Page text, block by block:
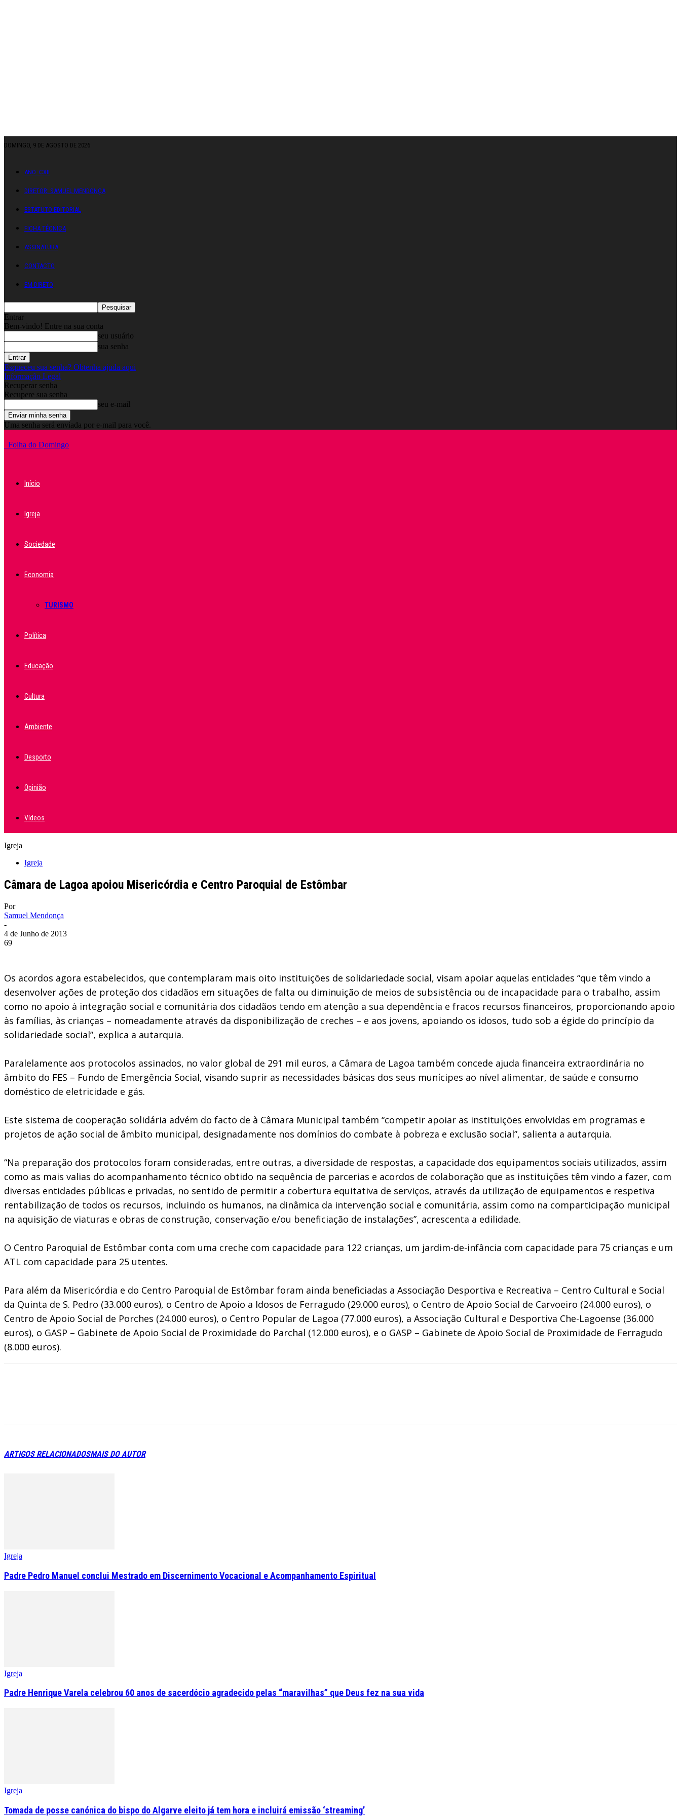
DOMINGO, 9 DE AGOSTO DE 2026
ANO: CXII
DIRETOR: SAMUEL MENDONÇA
ESTATUTO EDITORIAL
FICHA TÉCNICA
ASSINATURA
CONTACTO
EM DIRETO
Entrar
Bem-vindo! Entre na sua conta
seu usuário
sua senha
Esqueceu sua senha? Obtenha ajuda aqui
Informação Legal
Recuperar senha
Recupere sua senha
seu e-mail
Uma senha será enviada por e-mail para você.
Folha do Domingo
Início
Igreja
Sociedade
Economia
TURISMO
Política
Educação
Cultura
Ambiente
Desporto
Opinião
Vídeos
Igreja
Igreja
Câmara de Lagoa apoiou Misericórdia e Centro Paroquial de Estômbar
Por
Samuel Mendonça
-
4 de Junho de 2013
69
Os acordos agora estabelecidos, que contemplaram mais oito instituições de solidariedade social, visam apoiar aquelas entidades “que têm vindo a
desenvolver ações de proteção dos cidadãos em situações de falta ou diminuição de meios de subsistência ou de incapacidade para o trabalho, assim
como no apoio à integração social e comunitária dos cidadãos tendo em atenção a sua dependência e fracos recursos financeiros, proporcionando apoio
às famílias, às crianças – nomeadamente através da disponibilização de creches – e aos jovens, apoiando os idosos, tudo sob a égide do princípio da
solidariedade social”, explica a autarquia.
Paralelamente aos protocolos assinados, no valor global de 291 mil euros, a Câmara de Lagoa também concede ajuda financeira extraordinária no
âmbito do FES – Fundo de Emergência Social, visando suprir as necessidades básicas dos seus munícipes ao nível alimentar, de saúde e consumo
doméstico de eletricidade e gás.
Este sistema de cooperação solidária advém do facto de à Câmara Municipal também “competir apoiar as instituições envolvidas em programas e
projetos de ação social de âmbito municipal, designadamente nos domínios do combate à pobreza e exclusão social”, salienta a autarquia.
“Na preparação dos protocolos foram consideradas, entre outras, a diversidade de respostas, a capacidade dos equipamentos sociais utilizados, assim
como as mais valias do acompanhamento técnico obtido na sequência de parcerias e acordos de colaboração que as instituições têm vindo a fazer, com
diversas entidades públicas e privadas, no sentido de permitir a cobertura equitativa de serviços, através da utilização de equipamentos e respetiva
rentabilização de todos os recursos, incluindo os humanos, na dinâmica da intervenção social e comunitária, assim como na comparticipação municipal
na aquisição de viaturas e obras de construção, conservação e/ou beneficiação de instalações”, acrescenta a edilidade.
O Centro Paroquial de Estômbar conta com uma creche com capacidade para 122 crianças, um jardim-de-infância com capacidade para 75 crianças e um
ATL com capacidade para 25 utentes.
Para além da Misericórdia e do Centro Paroquial de Estômbar foram ainda beneficiadas a Associação Desportiva e Recreativa – Centro Cultural e Social
da Quinta de S. Pedro (33.000 euros), o Centro de Apoio a Idosos de Ferragudo (29.000 euros), o Centro de Apoio Social de Carvoeiro (24.000 euros), o
Centro de Apoio Social de Porches (24.000 euros), o Centro Popular de Lagoa (77.000 euros), a Associação Cultural e Desportiva Che-Lagoense (36.000
euros), o GASP – Gabinete de Apoio Social de Proximidade do Parchal (12.000 euros), e o GASP – Gabinete de Apoio Social de Proximidade de Ferragudo
(8.000 euros).
ARTIGOS RELACIONADOSMAIS DO AUTOR
Igreja
Padre Pedro Manuel conclui Mestrado em Discernimento Vocacional e Acompanhamento Espiritual
Igreja
Padre Henrique Varela celebrou 60 anos de sacerdócio agradecido pelas “maravilhas” que Deus fez na sua vida
Igreja
Tomada de posse canónica do bispo do Algarve eleito já tem hora e incluirá emissão ‘streaming’